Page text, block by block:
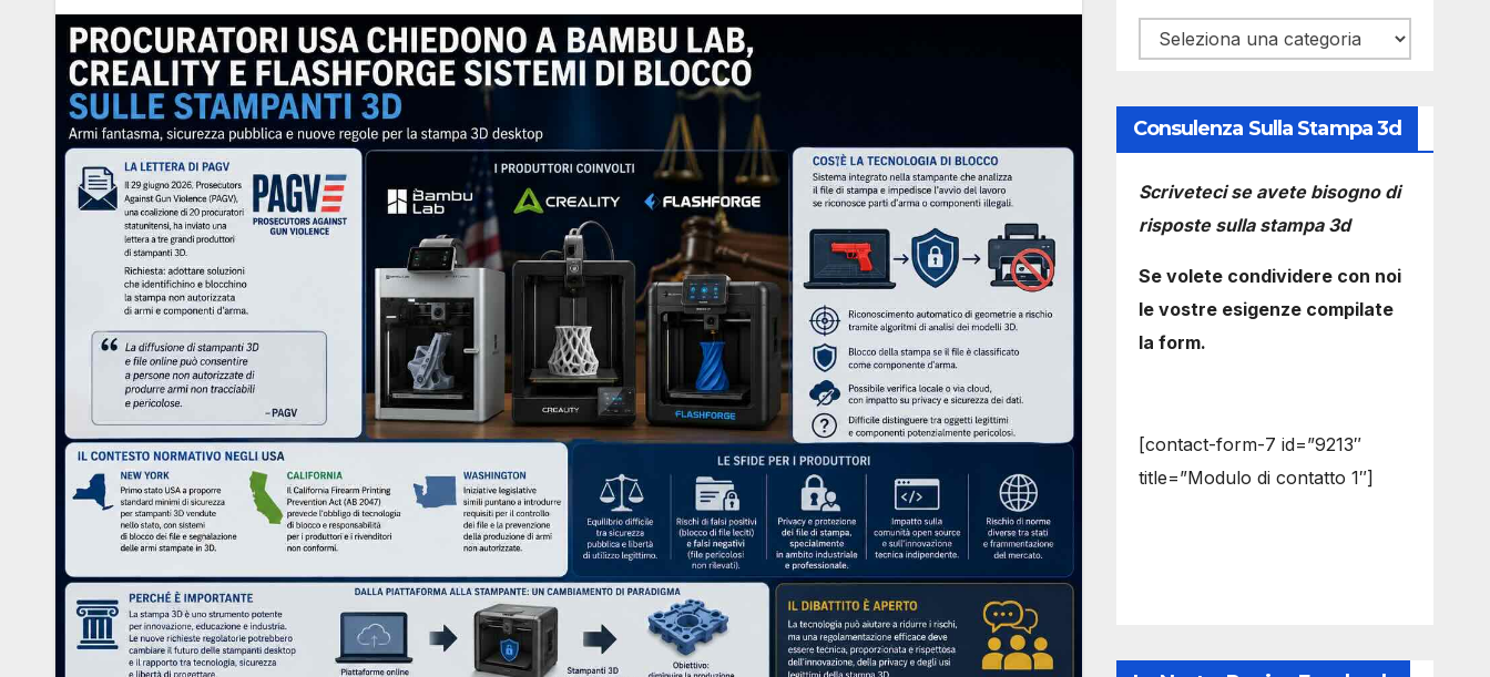
Categorie
Consulenza Sulla Stampa 3d
Scriveteci se avete bisogno di
risposte sulla stampa 3d
Se volete condividere con noi
le vostre esigenze compilate
la form.
[contact-form-7 id=”9213″
title=”Modulo di contatto 1″]